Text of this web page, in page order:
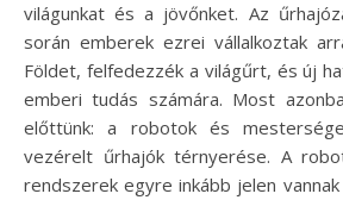
világunkat és a jövőnket. Az
során emberek ezrei vállalkoztak
Földet, felfedezzék a világűrt, és új
emberi tudás számára. Most
előttünk: a robotok és
vezérelt űrhajók térnyerése. A
rendszerek egyre inkább jelen